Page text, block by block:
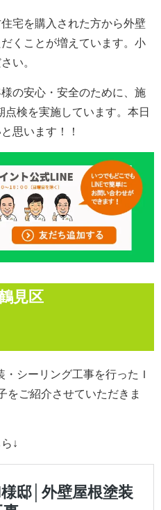
宅を購入された方から外壁
くことが増えています。小
い。
の安心・安全のために、施
検を実施しています。本日
思います！！
見区
・シーリング工事を行ったＩ
をご紹介させていただきま
↓